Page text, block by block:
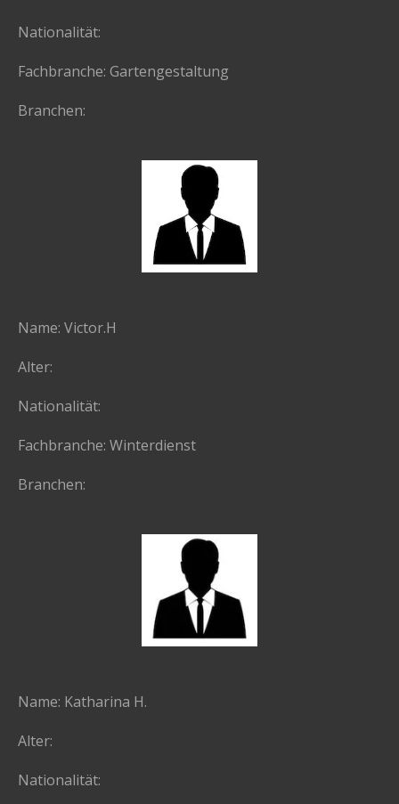
Nationalität:
Fachbranche: Gartengestaltung
Branchen:
Name: Victor.H
Alter:
Nationalität:
Fachbranche: Winterdienst
Branchen:
Name: Katharina H.
Alter:
Nationalität: